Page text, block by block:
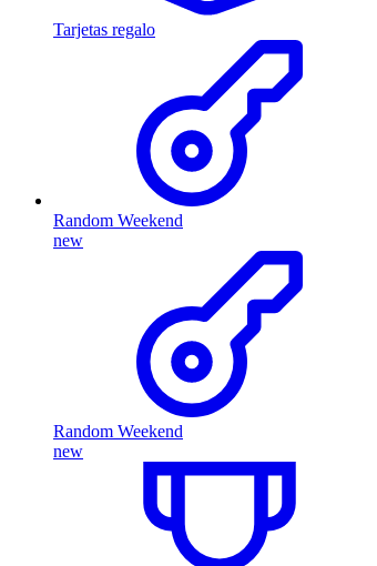
Tarjetas regalo
Random Weekend
new
Random Weekend
new